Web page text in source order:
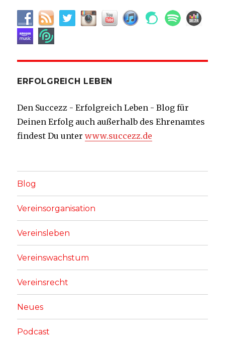
ERFOLGREICH LEBEN
Den Succezz - Erfolgreich Leben - Blog für
Deinen Erfolg auch außerhalb des Ehrenamtes
findest Du unterwww.succezz.de
Blog
Vereinsorganisation
Vereinsleben
Vereinswachstum
Vereinsrecht
Neues
Podcast